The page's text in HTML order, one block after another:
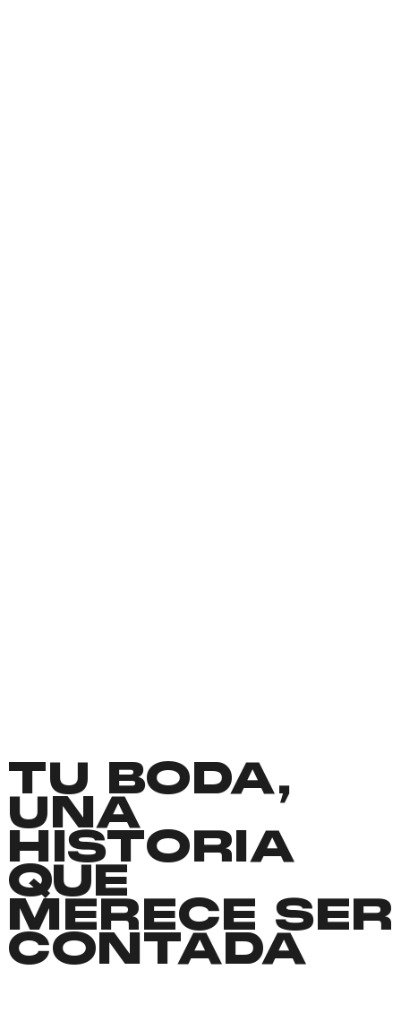
TU BODA,
UNA
HISTORIA
QUE
MERECE SER
CONTADA